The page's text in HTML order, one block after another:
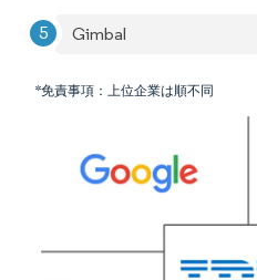
Gimbal
*免責事項：上位企業は順不同